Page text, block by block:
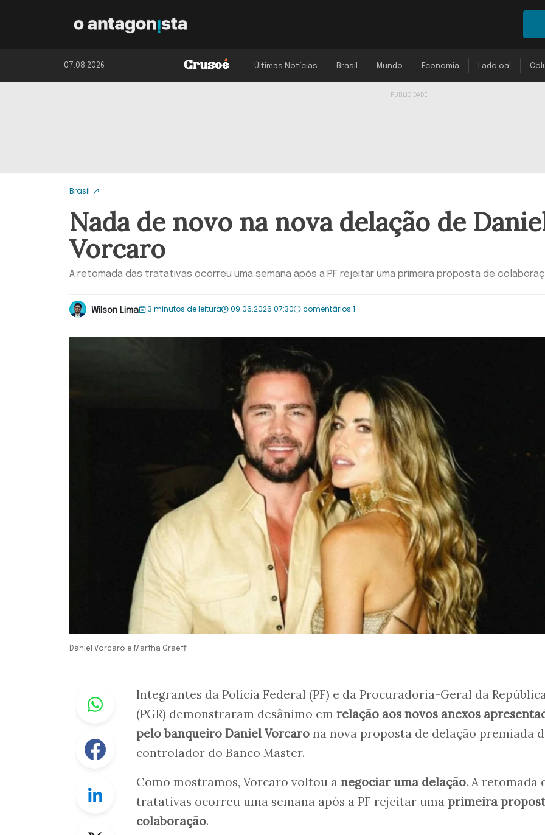
07.08.2026 Últimas Notícias Brasil Mundo Economia Lado oa!
Brasil
Nada de novo na nova delação de
Vorcaro
A retomada das tratativas ocorreu uma semana após a PF rejeitar uma primeira proposta de
Wilson Lima 3 minutos de leitura 09.06.2026 07:30 comentários 1
Daniel Vorcaro e Martha Graeff
Whastapp
Facebook
Linkedin
Twitter
Integrantes da Polícia Federal (PF) e da Procuradoria-Geral da
(PGR) demonstraram desânimo em relação aos novos anexos
pelo banqueiro Daniel Vorcaro na nova proposta de delação premiada
controlador do Banco Master.
Como mostramos, Vorcaro voltou a negociar uma delação. A retomada
tratativas ocorreu uma semana após a PF rejeitar uma primeira
colaboração.